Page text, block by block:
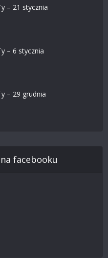
– 21 stycznia
– 6 stycznia
– 29 grudnia
facebooku